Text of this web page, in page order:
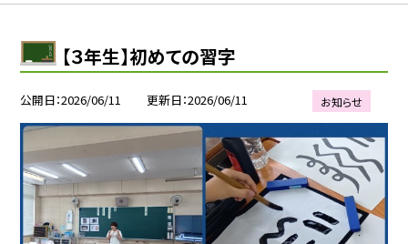
【３年生】初めての習字
公開日 2026/06/11 更新日 2026/06/11 お知らせ